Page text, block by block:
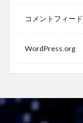
コメントフィード
WordPress.org